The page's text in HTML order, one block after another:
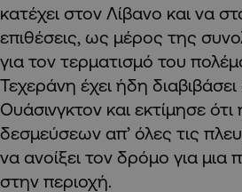
κατέχει στον Λίβανο και να
επιθέσεις, ως μέρος της
για τον τερματισμό του
Τεχεράνη έχει ήδη
Ουάσινγκτον και εκτίμησε
δεσμεύσεων απ’ όλες τις
να ανοίξει τον δρόμο για μια
στην περιοχή.